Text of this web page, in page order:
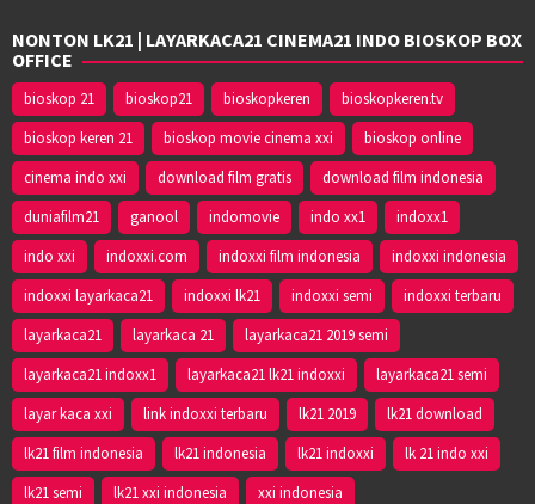
NONTON LK21 | LAYARKACA21 CINEMA21 INDO BIOSKOP BOX
OFFICE
bioskop 21 bioskop21 bioskopkeren
bioskopkeren.tv
bioskop keren 21
bioskop movie cinema xxi
bioskop online
cinema indo xxi
download film gratis
download film indonesia
duniafilm21
ganool indomovie indo xx1
indoxx1
indo xxi
indoxxi.com indoxxi film indonesia
indoxxi indonesia
indoxxi layarkaca21
indoxxi lk21 indoxxi semi
indoxxi terbaru
layarkaca21
layarkaca 21
layarkaca21 2019 semi
layarkaca21 indoxx1
layarkaca21 lk21 indoxxi
layarkaca21 semi
layar kaca xxi
link indoxxi terbaru lk21 2019
lk21 download
lk21 film indonesia
lk21 indonesia lk21 indoxxi
lk 21 indo xxi
lk21 semi
lk21 xxi indonesia xxi indonesia